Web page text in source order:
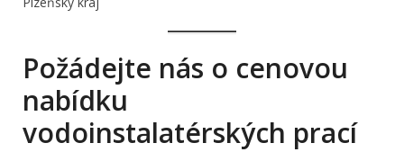
Požádejte nás o cenovou
nabídku
vodoinstalatérských prací